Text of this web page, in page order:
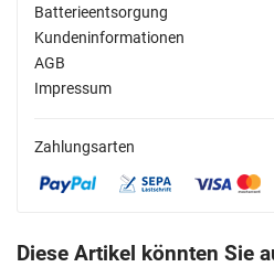
Batterieentsorgung
Kundeninformationen
AGB
Impressum
Zahlungsarten
Diese Artikel könnten Sie